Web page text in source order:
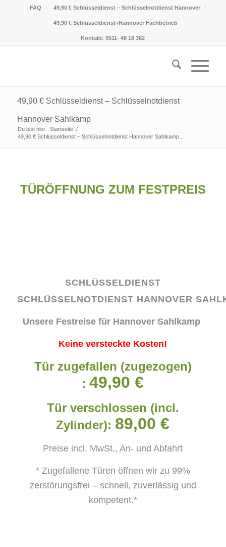
FAQ 49,90 € Schlüsseldienst – Schlüsselnotdienst Hannover
49,90 € Schlüsseldienst+Hannover Fachbetrieb
Kontakt: 0511- 48 18 382
49,90 € Schlüsseldienst – Schlüsselnotdienst
Hannover Sahlkamp
Du bist hier: Startseite /
49,90 € Schlüsseldienst – Schlüsselnotdienst Hannover Sahlkamp...
TÜRÖFFNUNG ZUM FESTPREIS
SCHLÜSSELDIENST
SCHLÜSSELNOTDIENST HANNOVER
Unsere Festreise für Hannover Sahlkamp
Keine versteckte Kosten!
Tür zugefallen (zugezogen)
:49,90 €
Tür verschlossen (incl.
Zylinder): 89,00 €
Preise incl. MwSt., An- und Abfahrt
* Zugefallene Türen öffnen wir zu 99%
zerstörungsfrei – schnell, zuverlässig und
kompetent.*